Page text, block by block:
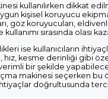
kullanılırken dikkat
kişisel koruyucu
göz koruyucuları,
kullanımı sırasında olası
ise kullanıcıların
kesme derinliği gibi
bir şekilde
makinesi seçerken bu
doğrultusunda